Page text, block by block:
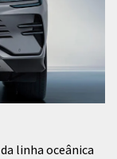
linha oceânica